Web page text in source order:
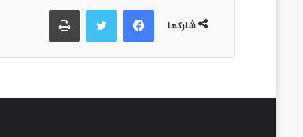
شاركها
فيسبوك تويتر طباعة